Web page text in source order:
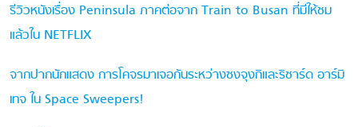
รีวิวหนังเรื่อง Peninsula ภาคต่อจาก Train to Busan ที่มีให้ชม
แล้วใน NETFLIX
จากปากนักแสดง การโคจรมาเจอกันระหว่างซงจุงกิและริชาร์ด อาร์มิ
เทจ ใน Space Sweepers!